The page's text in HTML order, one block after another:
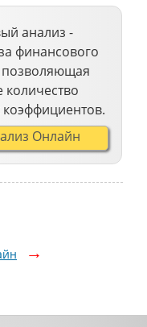
анализ -
финансового
позволяющая
Онлайн